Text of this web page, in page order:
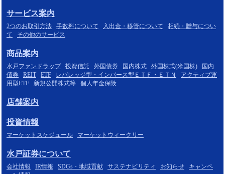
サービス案内
2つのお取引方法 手数料について 入出金・移管について
相続・贈与につい
て
その他のサービス
商品案内
水戸ファンドラップ 投資信託 外国債券 国内株式 外国株式(米国株)
国内
債券
REIT ETF レバレッジ型・インバース型ＥＴＦ・ＥＴＮ
アクティブ運
用型ETF
新規公開株式等 個人年金保険
店舗案内
投資情報
マーケットスケジュール マーケットウィークリー
水戸証券について
会社情報 IR情報 SDGs・地域貢献 サステナビリティ お知らせ
キャンペ